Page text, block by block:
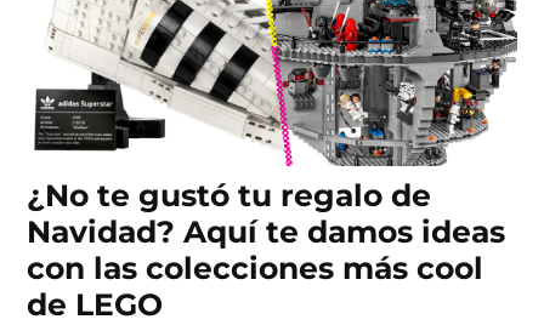
¿No te gustó tu regalo de
Navidad? Aquí te damos ideas
con las colecciones más cool
de LEGO